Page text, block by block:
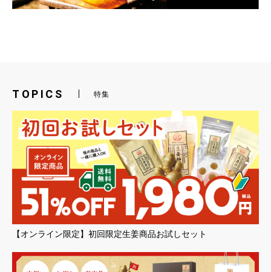
TOPICS 特集
【オンライン限定】初回限定生姜商品お試しセット